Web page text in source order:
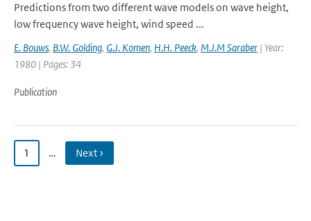
Predictions from two different wave models on wave height,
low frequency wave height, wind speed ...
E. Bouws, B.W. Golding, G.J. Komen, H.H. Peeck, M.J.M Saraber | Year:
1980 | Pages: 34
Publication
1 … Next ›